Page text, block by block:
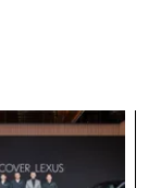
ム分析を可能
。
を約束し、デ
可能性がある。
料はいずれ